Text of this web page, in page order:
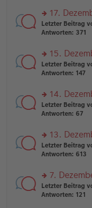
tr
a
g
e
n
er
tr
a
g
n
g
el
e
n
er
tr
a
g
rs
te
n
g
el
e
n
er
tr
a
g
17.
Letzter Beitrag
Antworten: 371
rs
te
n
g
el
e
n
er
tr
a
g
15.
Letzter Beitrag
Antworten: 147
rs
te
n
g
el
e
n
er
14.
Letzter Beitrag
Antworten: 67
rs
te
n
g
el
13.
Letzter Beitrag
Antworten: 613
rs
te
7.
Letzter Beitrag
Antworten: 121